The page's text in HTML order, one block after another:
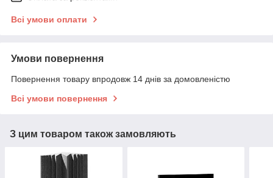
Всі умови оплати
Умови повернення
Повернення товару впродовж 14 днів за домовленістю
Всі умови повернення
З цим товаром також замовляють